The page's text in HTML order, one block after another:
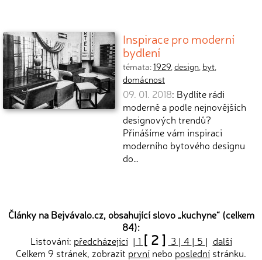
Inspirace pro moderní
bydlení
témata:1929,design, byt,
domácnost
09. 01. 2018: Bydlíte rádi
moderně a podle nejnovějších
designových trendů?
Přinášíme vám inspiraci
moderního bytového designu
do…
Články na Bejvávalo.cz, obsahující slovo „kuchyne“ (celkem
84):
Listování: předcházející| 1 [ 2 ] 3 | 4 | 5 | další
Celkem 9 stránek, zobrazit první nebo poslední stránku.